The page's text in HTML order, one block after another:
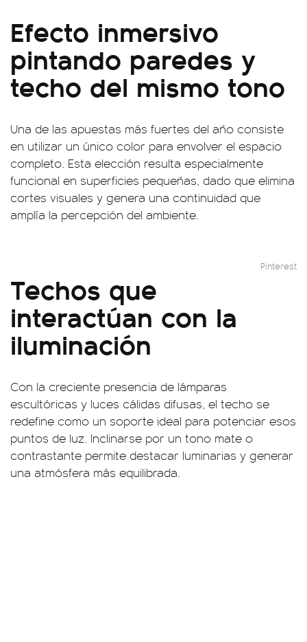
Efecto inmersivo
pintando paredes y
techo del mismo tono
Una de las apuestas más fuertes del año consiste
en utilizar un único color para envolver el espacio
completo. Esta elección resulta especialmente
funcional en superficies pequeñas, dado que elimina
cortes visuales y genera una continuidad que
amplía la percepción del ambiente.
Pinterest
Techos que
interactúan con la
iluminación
Con la creciente presencia de lámparas
escultóricas y luces cálidas difusas, el techo se
redefine como un soporte ideal para potenciar esos
puntos de luz. Inclinarse por un tono mate o
contrastante permite destacar luminarias y generar
una atmósfera más equilibrada.